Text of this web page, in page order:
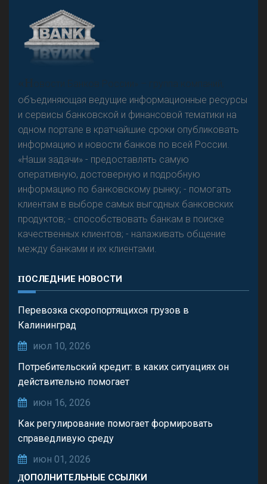
«Н
овости Банков России» – группа компаний,
объединяющая ведущие информационные ресурсы
и сервисы банковской и финансовой тематики на
одном портале в кратчайшие сроки опубликовать
информацию и новости банков по всей России.
«Наши задачи» - предоставлять самую
оперативную, достоверную и подробную
информацию по банковскому рынку; - помогать
клиентам в выборе самых выгодных банковских
продуктов; - способствовать банкам в поиске
качественных клиентов; - налаживать общение
между банками и их клиентами.
ПОСЛЕДНИЕ НОВОСТИ
Перевозка скоропортящихся грузов в
Калининград
июл 10, 2026
Потребительский кредит: в каких ситуациях он
действительно помогает
июн 16, 2026
Как регулирование помогает формировать
справедливую среду
июн 01, 2026
ДОПОЛНИТЕЛЬНЫЕ ССЫЛКИ